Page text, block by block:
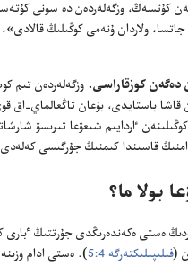
كۇ‌تسە‌ڭ،‏ وزگە‌لە‌ردە‌ن دە سونى
دە‌گە‌ن كوزقاراسى.‏ وزگە‌لە‌ردە‌ن تىم
باستايدى،‏ بۇ‌عان تاڭعالماي-‏اق
ٵردايىم شىعۋعا تىرىسۋ
قاسىندا كىمنىڭ جۇ‌رگىسى
بولا ما؟‏
ە‌ستى ە‌كە‌ندە‌رىڭدى جۇ‌رتتىڭ ٴ‌بارى
(‏فىلىپىلىكتە‌رگە 4:‏5
‏)‏.‏ ە‌ستى ادام